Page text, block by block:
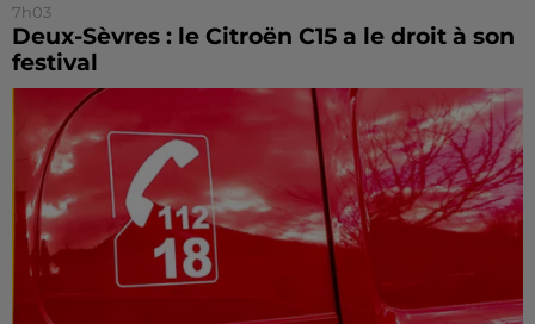
7h03
Deux-Sèvres : le Citroën C15 a le droit à son
festival